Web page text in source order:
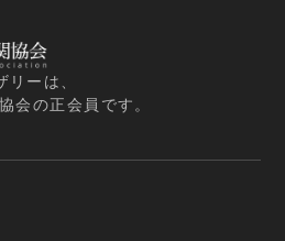
ーは、
会の正会員です。